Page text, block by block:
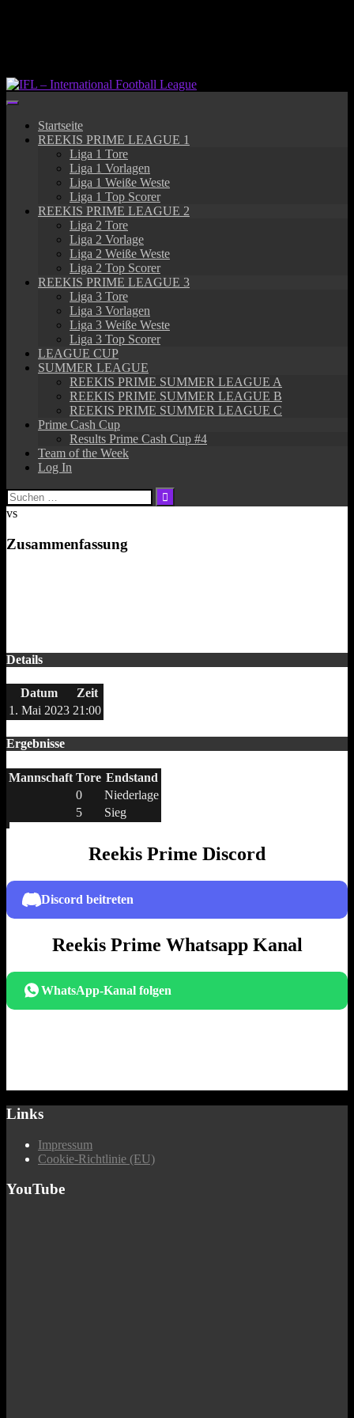
Startseite
REEKIS PRIME LEAGUE 1
Liga 1 Tore
Liga 1 Vorlagen
Liga 1 Weiße Weste
Liga 1 Top Scorer
REEKIS PRIME LEAGUE 2
Liga 2 Tore
Liga 2 Vorlage
Liga 2 Weiße Weste
Liga 2 Top Scorer
REEKIS PRIME LEAGUE 3
Liga 3 Tore
Liga 3 Vorlagen
Liga 3 Weiße Weste
Liga 3 Top Scorer
LEAGUE CUP
SUMMER LEAGUE
REEKIS PRIME SUMMER LEAGUE A
REEKIS PRIME SUMMER LEAGUE B
REEKIS PRIME SUMMER LEAGUE C
Prime Cash Cup
Results Prime Cash Cup #4
Team of the Week
Log In
Suchen
nach:
vs
Zusammenfassung
Details
Datum
Zeit
1. Mai 2023 21:00
Ergebnisse
Mannschaft Tore Endstand
0
Niederlage
5
Sieg
Reekis Prime Discord
Discord beitreten
Reekis Prime Whatsapp Kanal
WhatsApp-Kanal folgen
Links
Impressum
Cookie-Richtlinie (EU)
YouTube